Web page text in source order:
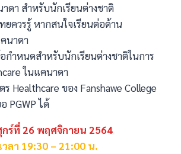
ดา สำหรับนักเรียนต่างชาติ
ยควรรู้ หากสนใจเรียนต่อด้าน
นาดา
กำหนดสำหรับนักเรียนต่างชาติในการ
ในแคนาดา
Healthcare ของ Fanshawe College
PGWP ได้
ร์ที่ 26 พฤศจิกายน 2564
เวลา 19:30 – 21:00 น.